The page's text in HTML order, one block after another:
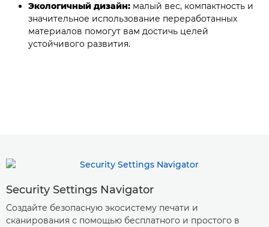
Экологичный дизайн: малый вес, компактность и
значительное использование переработанных
материалов помогут вам достичь целей
устойчивого развития.
Security Settings Navigator
Создайте безопасную экосистему печати и
сканирования с помощью бесплатного и простого в